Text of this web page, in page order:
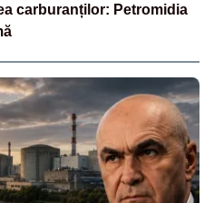
carburanților: Petromidia